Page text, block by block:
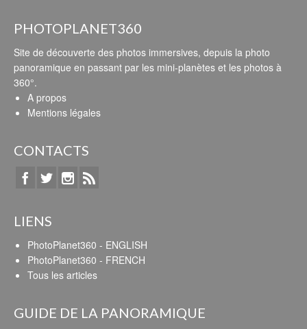
PHOTOPLANET360
Site de découverte des photos immersives, depuis la photo
panoramique en passant par les mini-planètes et les photos à
360°.
A propos
Mentions légales
CONTACTS
LIENS
PhotoPlanet360 - ENGLISH
PhotoPlanet360 - FRENCH
Tous les articles
GUIDE DE LA PANORAMIQUE